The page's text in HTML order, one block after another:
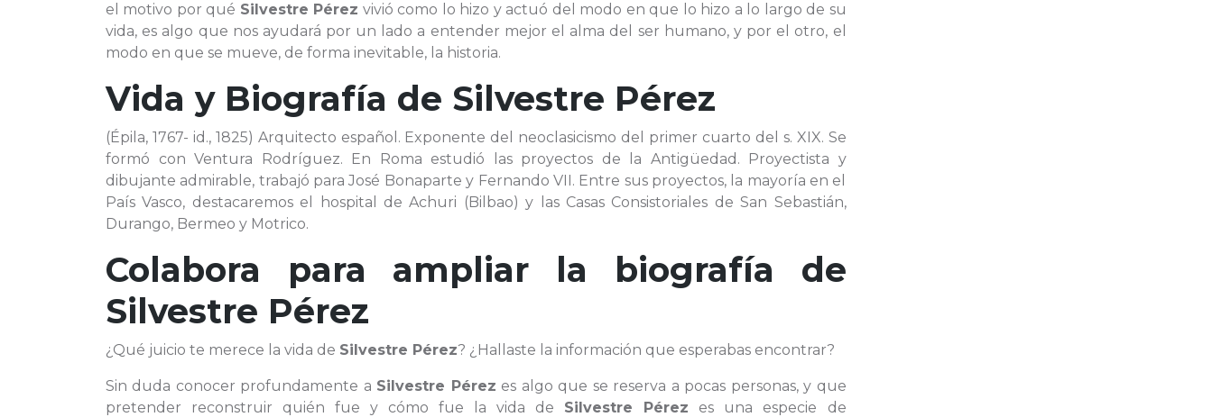
el motivo por qué Silvestre Pérez vivió como lo hizo y actuó del modo en que lo hizo a lo largo de su
vida, es algo que nos ayudará por un lado a entender mejor el alma del ser humano, y por el otro, el
modo en que se mueve, de forma inevitable, la historia.
Vida y Biografía de Silvestre Pérez
(Épila, 1767- id., 1825) Arquitecto español. Exponente del neoclasicismo del primer cuarto del s. XIX. Se
formó con Ventura Rodríguez. En Roma estudió las proyectos de la Antigüedad. Proyectista y
dibujante admirable, trabajó para José Bonaparte y Fernando VII. Entre sus proyectos, la mayoría en el
País Vasco, destacaremos el hospital de Achuri (Bilbao) y las Casas Consistoriales de San Sebastián,
Durango, Bermeo y Motrico.
Colabora para ampliar la biografía de
Silvestre Pérez
¿Qué juicio te merece la vida de Silvestre Pérez? ¿Hallaste la información que esperabas encontrar?
Sin duda conocer profundamente a Silvestre Pérez es algo que se reserva a pocas personas, y que
pretender reconstruir quién fue y cómo fue la vida de Silvestre Pérez es una especie de